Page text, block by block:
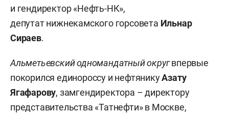
и гендиректор «Нефть-НК»,
депутат нижнекамского горсовета Ильнар
Сираев.
Альметьевский одномандатный округвпервые
покорился единороссу и нефтяникуАзату
Ягафарову, замгендиректора – директору
представительства «Татнефти» в Москве,